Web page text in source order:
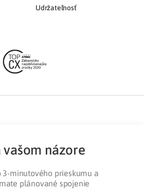
Udržateľnosť
Ochrana osobných údajov
názore
minutového prieskumu a
plánované spojenie